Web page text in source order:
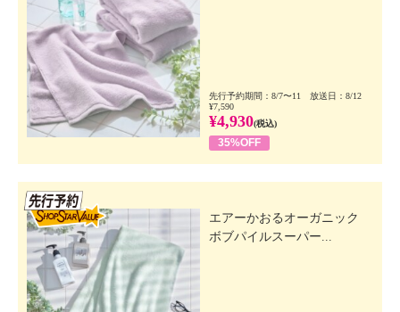
先行予約期間：8/7〜11 放送日：8/12
¥7,590
¥4,930(税込)
35%OFF
エアーかおるオーガニック
ボブパイルスーパー...